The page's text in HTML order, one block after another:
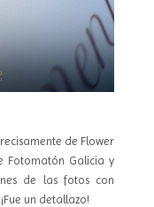
de Flower
Fotomatón Galicia y
de las fotos con
un detallazo!